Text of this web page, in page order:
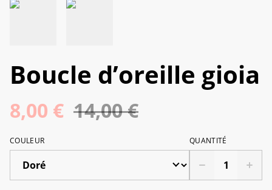
Boucle d’oreille gioia
8,00 € 14,00 €
COULEUR QUANTITÉ